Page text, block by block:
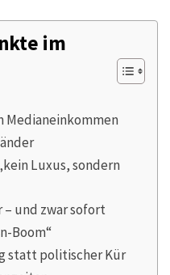
im
Medianeinkommen
Luxus, sondern
– und zwar sofort
Boom“
statt politischer Kür